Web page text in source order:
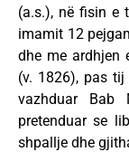
(a.s.), në fisin e
imamit 12
dhe me ardhjen
(v. 1826), pas
vazhduar Bab
pretenduar se
shpallje dhe